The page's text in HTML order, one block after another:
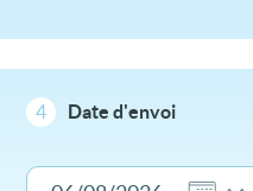
4 Date d'envoi